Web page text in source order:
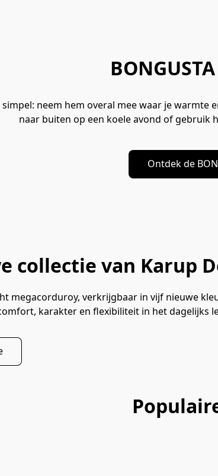
neem hem overal mee waar je
naar buiten op een koele avond of gebruik
Ontdek de
collectie van Karup
megacorduroy, verkrijgbaar in vijf nieuwe
karakter en flexibiliteit in het dagelijks